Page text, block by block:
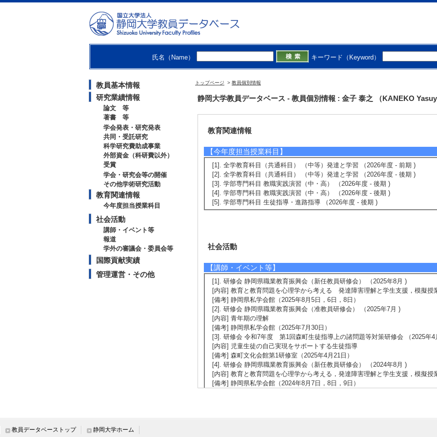
氏名（Name） キーワード（Keyword）
教員基本情報
研究業績情報
論文 等
著書 等
学会発表・研究発表
共同・受託研究
科学研究費助成事業
外部資金（科研費以外）
受賞
学会・研究会等の開催
その他学術研究活動
教育関連情報
今年度担当授業科目
社会活動
講師・イベント等
報道
学外の審議会・委員会等
国際貢献実績
管理運営・その他
トップページ > 教員個別情報
静岡大学教員データベース - 教員個別情報 : 金子 泰之 （KANEKO
[備考] 静岡地区運営委員として地区例会を開催した。静岡大学の伊田勝憲先
[1]. 日本教育心理学会編集委員 （2024年1月 - 2027年1月 )
[2]. 日本発達心理学会国内研究交流委員会委員 （2021年1月 - 2023年1月 )
[3]. 日本発達心理学会編集委員 （2019年1月 - 2020年12月 )
[5]. 心理科学研究会静岡地区運営委員 （2015年4月 - 2021年4月 )
教育関連情報
【今年度担当授業科目】
[1]. 全学教育科目（共通科目） （中等）発達と学習 （2026年度 - 前期 )
[2]. 全学教育科目（共通科目） （中等）発達と学習 （2026年度 - 後期 )
[3]. 学部専門科目 教職実践演習（中・高） （2026年度 - 後期 )
[4]. 学部専門科目 教職実践演習（中・高） （2026年度 - 後期 )
[5]. 学部専門科目 生徒指導・進路指導 （2026年度 - 後期 )
社会活動
【講師・イベント等】
[1]. 研修会 静岡県職業教育振興会（新任教員研修会） （2025年8月 )
[内容] 教育と教育問題を心理学から考える 発達障害理解と学生支援，模擬授
[備考] 静岡県私学会館（2025年8月5日，6日，8日）
[2]. 研修会 静岡県職業教育振興会（准教員研修会） （2025年7月 )
[内容] 青年期の理解
[備考] 静岡県私学会館（2025年7月30日）
[3]. 研修会 令和7年度 第1回森町生徒指導上の諸問題等対策研修会 （2025年4
[内容] 児童生徒の自己実現をサポートする生徒指導
[備考] 森町文化会館第1研修室（2025年4月21日）
[4]. 研修会 静岡県職業教育振興会（新任教員研修会） （2024年8月 )
[内容] 教育と教育問題を心理学から考える，発達障害理解と学生支援，模擬授
[備考] 静岡県私学会館（2024年8月7日，8日，9日）
教員データベーストップ 静岡大学ホーム